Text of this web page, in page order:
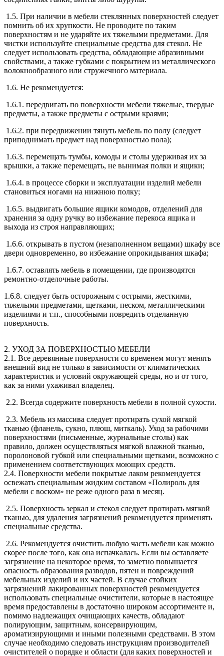
1.5. При наличии в мебели стеклянных поверхностей следует
помнить об их хрупкости. Не проводите по таким
поверхностям и не ударяйте их тяжелыми предметами. Для
чистки используйте специальные средства для стекол. Не
следует использовать средства, обладающие абразивными
свойствами, а также губками с покрытием из металлического
волокнообразного или стружечного материала.
1.6. Не рекомендуется:
1.6.1. передвигать по поверхности мебели тяжелые, твердые
предметы, а также предметы с острыми краями;
1.6.2. при передвижении тянуть мебель по полу (следует
приподнимать предмет над поверхностью пола);
1.6.3. перемещать тумбы, комоды и столы удерживая их за
крышки, а также перемещать, не вынимая полки и ящики;
1.6.4. в процессе сборки и эксплуатации изделий мебели
становиться ногами на нижнюю полку;
1.6.5. выдвигать большие ящики комодов, отделений для
хранения за одну ручку во избежание перекоса ящика и
выхода из строя направляющих;
1.6.6. открывать в пустом (незаполненном вещами) шкафу все
двери одновременно, во избежание опрокидывания шкафа;
1.6.7. оставлять мебель в помещении, где производятся
ремонтно-отделочные работы.
1.6.8. следует быть осторожным с острыми, жесткими,
тяжелыми предметами, щетками, песком, металлическими
изделиями и т.п., способными повредить отделанную
поверхность.
2. УХОД ЗА ПОВЕРХНОСТЬЮ МЕБЕЛИ
2.1. Все деревянные поверхности со временем могут менять
внешний вид не только в зависимости от климатических
характеристик и условий окружающей среды, но и от того,
как за ними ухаживал владелец.
2.2. Всегда содержите поверхность мебели в полной сухости.
2.3. Мебель из массива следует протирать сухой мягкой
тканью (фланель, сукно, плюш, миткаль). Уход за рабочими
поверхностями (письменные, журнальные столы) как
правило, должен осуществляться мягкой влажной тканью,
поролоновой губкой или специальными щетками, возможно с
применением соответствующих моющих средств.
2.4. Поверхности мебели покрытые лаком рекомендуется
освежать специальным жидким составом «Полироль для
мебели с воском» не реже одного раза в месяц.
2.5. Поверхность зеркал и стекол следует протирать мягкой
тканью, для удаления загрязнений рекомендуется применять
специальные средства.
2.6. Рекомендуется очистить любую часть мебели как можно
скорее после того, как она испачкалась. Если вы оставляете
загрязнение на некоторое время, то заметно повышается
опасность образования разводов, пятен и повреждений
мебельных изделий и их частей. В случае стойких
загрязнений лакированных поверхностей рекомендуется
использовать специальные очистители, которые в настоящее
время предоставлены в достаточно широком ассортименте и,
помимо надлежащих очищающих качеств, обладают
полирующим, защитным, консервирующим,
ароматизирующими и иными полезными средствами. В этом
случае необходимо следовать инструкциям производителей
очистителей о порядке и области (для каких поверхностей и